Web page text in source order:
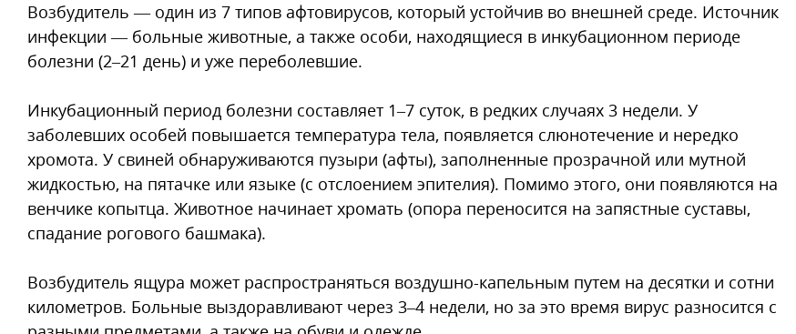
Возбудитель — один из 7 типов афтовирусов, который устойчив во внешней среде. Источник
инфекции — больные животные, а также особи, находящиеся в инкубационном периоде
болезни (2–21 день) и уже переболевшие.
Инкубационный период болезни составляет 1–7 суток, в редких случаях 3 недели. У
заболевших особей повышается температура тела, появляется слюнотечение и нередко
хромота. У свиней обнаруживаются пузыри (афты), заполненные прозрачной или мутной
жидкостью, на пятачке или языке (с отслоением эпителия). Помимо этого, они появляются на
венчике копытца. Животное начинает хромать (опора переносится на запястные суставы,
спадание рогового башмака).
Возбудитель ящура может распространяться воздушно-капельным путем на десятки и сотни
километров. Больные выздоравливают через 3–4 недели, но за это время вирус разносится с